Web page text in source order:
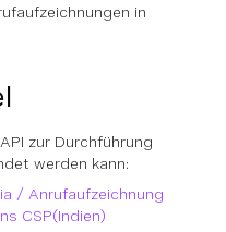
in
zur Durchführung
werden kann:
/ Anrufaufzeichnung
CSP(Indien)